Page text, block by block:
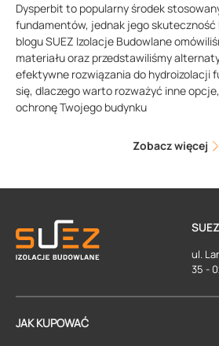
Dysperbit to popularny środek
fundamentów, jednak jego skuteczność
blogu SUEZ Izolacje Budowlane
materiału oraz przedstawiliśmy
efektywne rozwiązania do hydroizolacji
się, dlaczego warto rozważyć inne
ochronę Twojego budynku
Zobacz więcej
ul.
35 -
JAK KUPOWAĆ